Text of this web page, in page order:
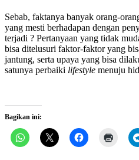
Sebab, faktanya banyak orang-
yang mesti berhadapan dengan
terjadi ? Pertanyaan yang tidak
bisa ditelusuri faktor-faktor yang
jantung, serta upaya yang bisa
satunya perbaiki lifestyle menuju
Bagikan ini: